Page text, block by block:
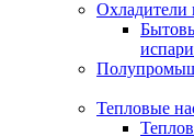
Охладители
Тепловые